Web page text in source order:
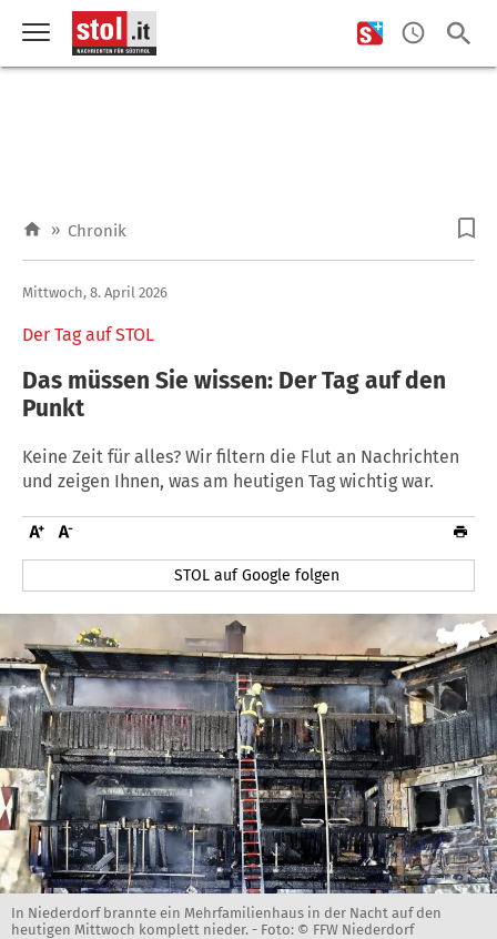
» Chronik
Der Tag auf STOL
Mittwoch, 8. April 2026
Das müssen Sie wissen: Der Tag auf den
Punkt
Keine Zeit für alles? Wir filtern die Flut an Nachrichten
und zeigen Ihnen, was am heutigen Tag wichtig war.
STOL auf Google folgen
In Niederdorf brannte ein Mehrfamilienhaus in der Nacht auf den
heutigen Mittwoch komplett nieder. - Foto: © FFW Niederdorf